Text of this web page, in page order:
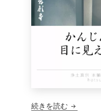
続きを読む 獅子吼短